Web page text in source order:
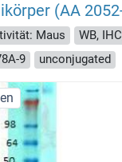
(AA
Maus WB,
9 unconjugated